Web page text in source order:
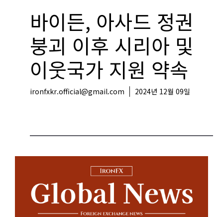
바이든, 아사드 정권
붕괴 이후 시리아 및
이웃국가 지원 약속
ironfxkr.official@gmail.com 2024년 12월 09일